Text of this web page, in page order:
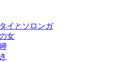
イとソロンガ
女